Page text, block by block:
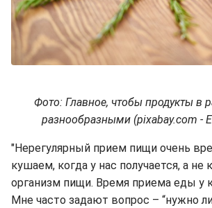
Фото: Главное, чтобы продукты в
разнообразными (pixabay.com -
"Нерегулярный прием пищи очень
кушаем, когда у нас получается, а не
организм пищи. Время приема еды у
Мне часто задают вопрос – “нужно